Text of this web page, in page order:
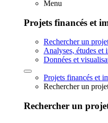
Menu
Projets financés et
Rechercher un
Analyses, études et
Données et
Projets financés et
Rechercher un
Rechercher un